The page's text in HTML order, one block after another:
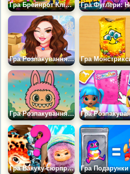
Гра Брейнрот Кліппіні: Нова Колекція
Гра Розпакування Боксів
Гра Розпакування Лабубу
Гра Вакуку-сюрприз: Розпакування